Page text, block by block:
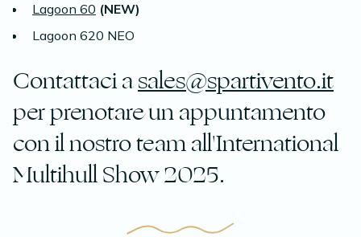
Lagoon 60 (NEW)
Lagoon 620 NEO
Contattaci asales@spartivento.it
per prenotare un appuntamento
con il nostro team all'International
Multihull Show 2025.